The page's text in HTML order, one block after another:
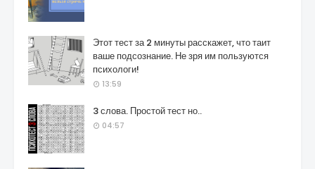
Этот тест за 2 минуты расскажет, что таит
ваше подсознание. Не зря им пользуются
психологи!
13:59
3 слова. Простой тест но..
04:57